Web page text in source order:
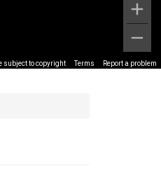
subject to copyright Terms Report a problem